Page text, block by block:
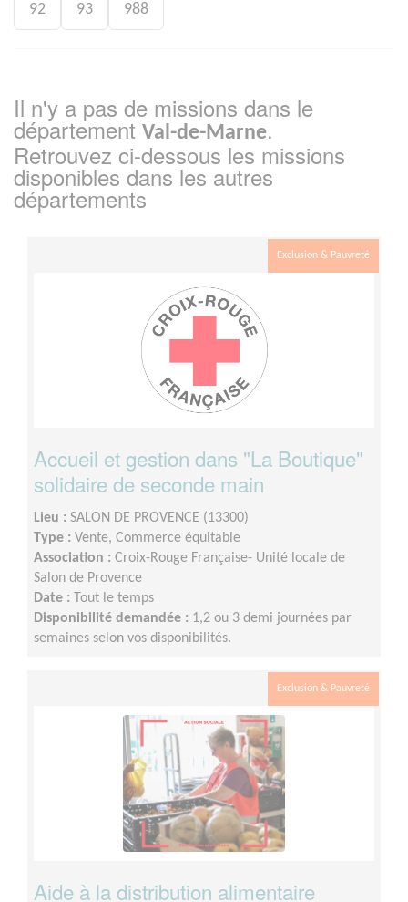
92 93 988
Il n'y a pas de missions dans le
département Val-de-Marne.
Retrouvez ci-dessous les missions
disponibles dans les autres
départements
Exclusion & Pauvreté
Accueil et gestion dans "La Boutique"
solidaire de seconde main
Lieu : SALON DE PROVENCE (13300)
Type : Vente, Commerce équitable
Association : Croix-Rouge Française- Unité locale de
Salon de Provence
Date : Tout le temps
Disponibilité demandée : 1,2 ou 3 demi journées par
semaines selon vos disponibilités.
Exclusion & Pauvreté
Aide à la distribution alimentaire